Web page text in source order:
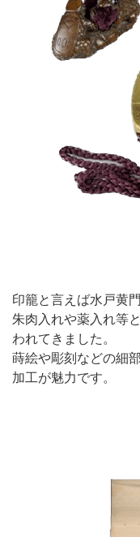
印籠と言えば水戸黄門
朱肉入れや薬入れ等
われてきました。
蒔絵や彫刻などの細
加工が魅力です。